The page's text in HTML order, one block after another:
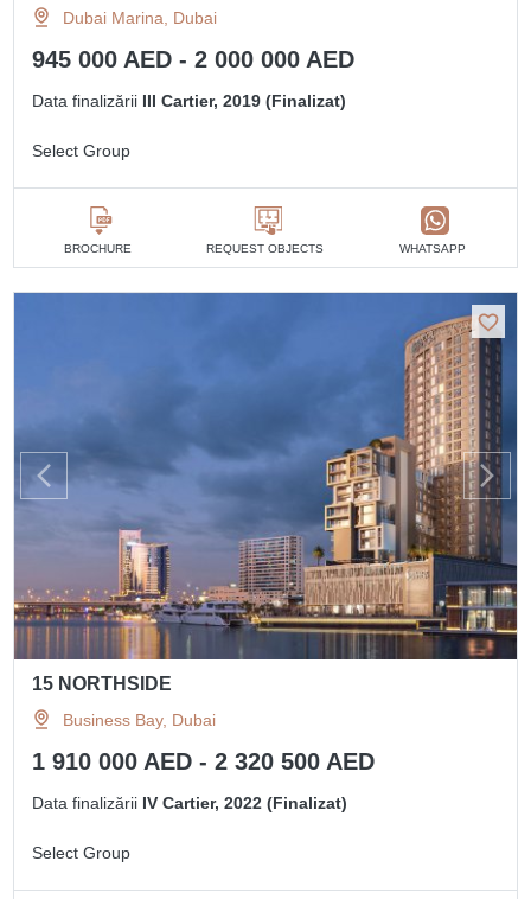
Dubai Marina, Dubai
945 000 AED - 2 000 000 AED
Data finalizării III Cartier, 2019 (Finalizat)
Select Group
BROCHURE REQUEST OBJECTS WHATSAPP
15 NORTHSIDE
Business Bay, Dubai
1 910 000 AED - 2 320 500 AED
Data finalizării IV Cartier, 2022 (Finalizat)
Select Group